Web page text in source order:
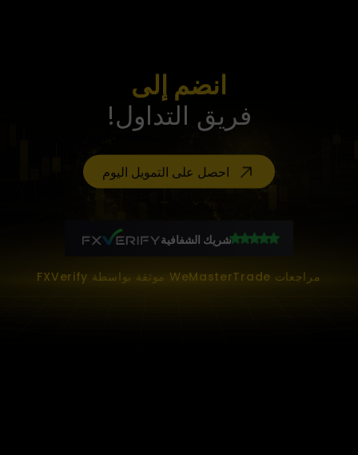
انضم إلى
فريق التداول!
احصل على التمويل اليوم
شريك الشفافية
مراجعات WeMasterTrade موثقة بواسطة FXVerify